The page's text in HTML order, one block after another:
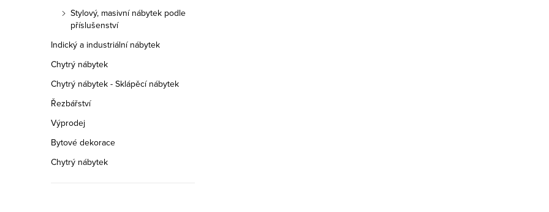
Stylový, masivní nábytek podle
příslušenství
Indický a industriální nábytek
Chytrý nábytek
Chytrý nábytek - Sklápěcí nábytek
Řezbářství
Výprodej
Bytové dekorace
Chytrý nábytek